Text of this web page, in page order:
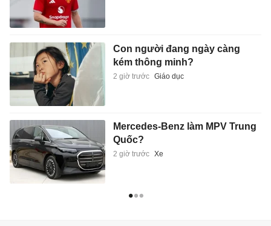
Con người đang ngày càng
kém thông minh?
2 giờ trước Giáo dục
Mercedes-Benz làm MPV Trung
Quốc?
2 giờ trước Xe